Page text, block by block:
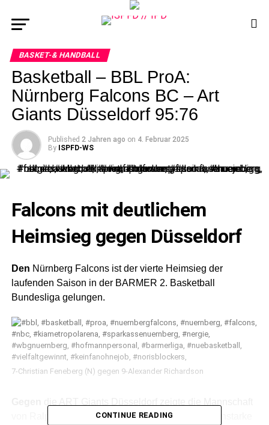
BASKET-& HANDBALL
Basketball – BBL ProA:
Nürnberg Falcons BC – Art
Giants Düsseldorf 95:76
Published 2 Jahren ago on 4. Februar 2025
By ISPFD-WS
Falcons mit deutlichem
Heimsieg gegen Düsseldorf
Den Nürnberg Falcons ist der vierte Heimsieg der
laufenden Saison in der BARMER 2. Basketball
Bundesliga gelungen.
7-Christian Feneberg (N) gegen 9-Alexander Richardson
von Ralph Junge vor 2557 Zuschauern eine falkenstarke
CONTINUE READING